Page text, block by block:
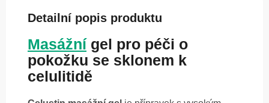
Detailní popis produktu
Masážnígel pro péči o
pokožku se sklonem k
celulitidě